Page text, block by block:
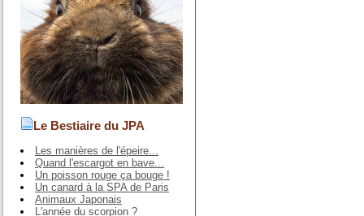
Le Bestiaire du JPA
Les manières de l'épeire...
Quand l'escargot en bave...
Un poisson rouge ça bouge !
Un canard à la SPA de Paris
Animaux Japonais
L'année du scorpion ?